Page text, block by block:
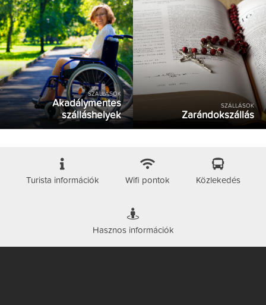
SZÁLLÁSOK
Akadálymentes
szálláshelyek
SZÁLLÁSOK
Zarándokszállás
Turista információk Wifi pontok Közlekedés
Hasznos információk